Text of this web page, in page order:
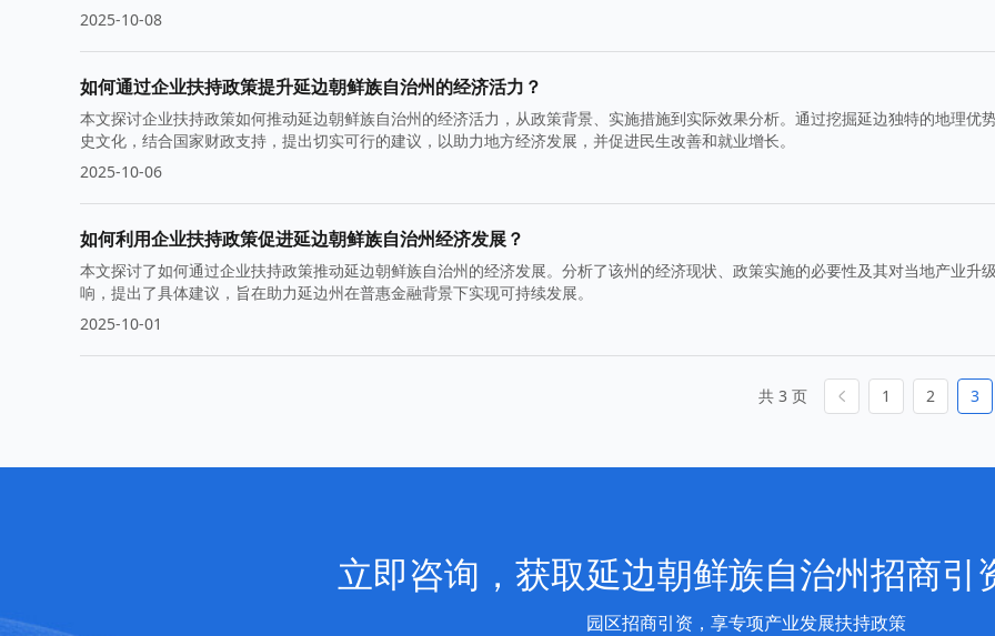
2025-10-08
如何通过企业扶持政策提升延边朝鲜族自治州的经济活力？
本文探讨企业扶持政策如何推动延边朝鲜族自治州的经济活力，从政策背景、实施措施到实际效果分析。通过挖掘延边独特的地理优
史文化，结合国家财政支持，提出切实可行的建议，以助力地方经济发展，并促进民生改善和就业增长。
2025-10-06
如何利用企业扶持政策促进延边朝鲜族自治州经济发展？
本文探讨了如何通过企业扶持政策推动延边朝鲜族自治州的经济发展。分析了该州的经济现状、政策实施的必要性及其对当地产业升
响，提出了具体建议，旨在助力延边州在普惠金融背景下实现可持续发展。
2025-10-01
共 3 页 1 2 3
立即咨询，获取延边朝鲜族自治州招商引
园区招商引资，享专项产业发展扶持政策